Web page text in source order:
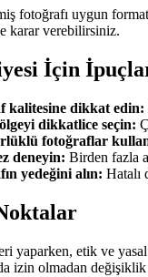
fotoğrafı uygun
karar verebilirsiniz.
İçin
kalitesine dikkat edin:
dikkatlice seçin:
fotoğraflar
deneyin: Birden fazla
yedeğini alın: Hatalı
yaparken, etik ve
izin olmadan